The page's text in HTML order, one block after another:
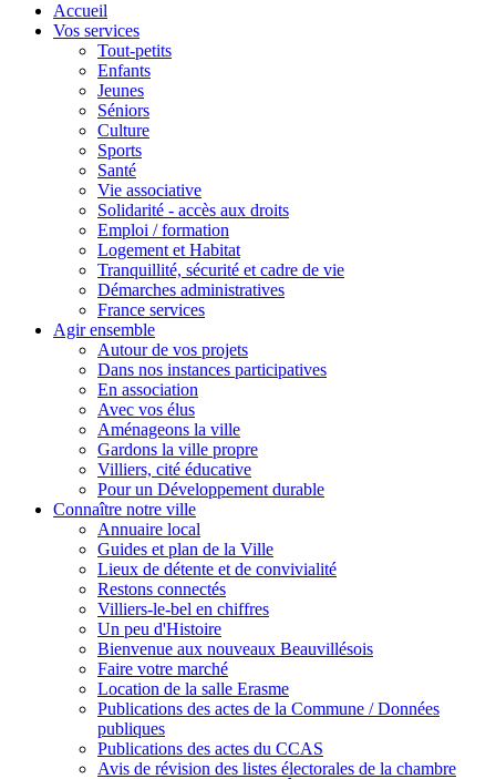
Accueil
Vos services
Tout-petits
Enfants
Jeunes
Séniors
Culture
Sports
Santé
Vie associative
Solidarité - accès aux droits
Emploi / formation
Logement et Habitat
Tranquillité, sécurité et cadre de vie
Démarches administratives
France services
Agir ensemble
Autour de vos projets
Dans nos instances participatives
En association
Avec vos élus
Aménageons la ville
Gardons la ville propre
Villiers, cité éducative
Pour un Développement durable
Connaître notre ville
Annuaire local
Guides et plan de la Ville
Lieux de détente et de convivialité
Restons connectés
Villiers-le-bel en chiffres
Un peu d'Histoire
Bienvenue aux nouveaux Beauvillésois
Faire votre marché
Location de la salle Erasme
Publications des actes de la Commune / Données
publiques
Publications des actes du CCAS
Avis de révision des listes électorales de la chambre